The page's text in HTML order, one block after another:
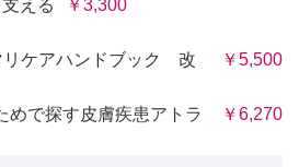
える ￥3,300
リケアハンドブック 改
￥5,500
めで探す皮膚疾患アトラ
￥6,270